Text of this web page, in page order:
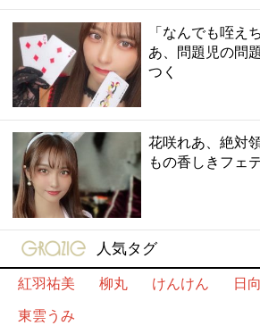
「なんでも咥え
あ、問題児の問
つく
花咲れあ、絶対
もの香しきフェ
gravure-grazie
人気タグ
紅羽祐美
柳丸 けんけん 日
東雲うみ